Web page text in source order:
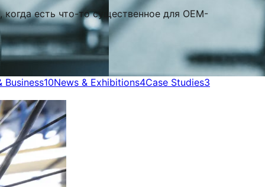
есть что-то существенное для OEM-
Business10News & Exhibitions4Case Studies3